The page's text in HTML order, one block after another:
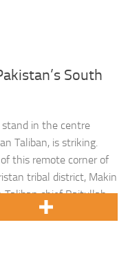
South
stand in the centre
Taliban, is striking.
this remote corner of
tribal district, Makin
Taliban chief Baitullah
mostly abandoned…